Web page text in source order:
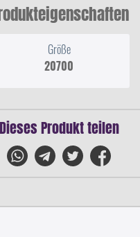
Größe
20700
Dieses Produkt teilen